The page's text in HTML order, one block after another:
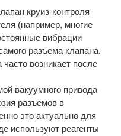
круиз-контроля
(например, многие
вибрации
разъема клапана.
возникает после
вакуумного привода
разъемов в
это актуально для
используют реагенты